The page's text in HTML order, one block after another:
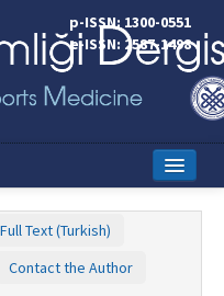
p-ISSN: 1300-0551
e-ISSN: 2587-1498
Full Text (Turkish)
Contact the Author